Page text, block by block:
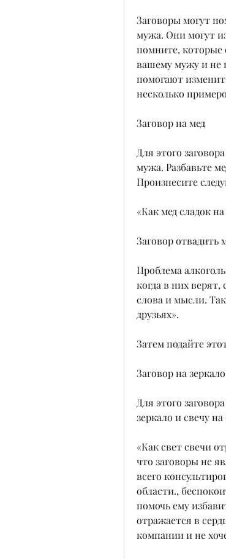
Заговоры могут
мужа. Они могут
помните, которые
вашему мужу и не
помогают
несколько
Заговор на мед
Для этого
мужа. Разбавьте
Произнесите
«Как мед сладок
Заговор отвадить
Проблема
когда в них верят,
слова и мысли.
друзьях».
Затем подайте
Заговор на зеркало
Для этого
зеркало и свечу
«Как свет свечи
что заговоры не
всего
области.,
помочь ему
отражается в
компании и не